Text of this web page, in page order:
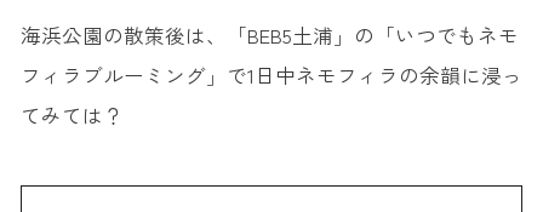
海浜公園の散策後は、「BEB5土浦」の「いつでもネモ
フィラブルーミング」で1日中ネモフィラの余韻に浸っ
てみては？